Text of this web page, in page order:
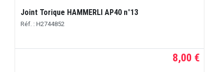
Joint Torique HAMMERLI AP40 n°13
Réf. : H2744852
8,00 €